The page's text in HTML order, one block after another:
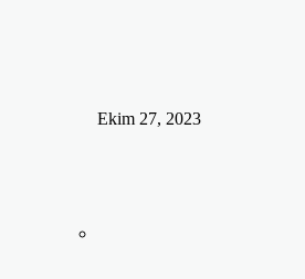
Ekim 27, 2023